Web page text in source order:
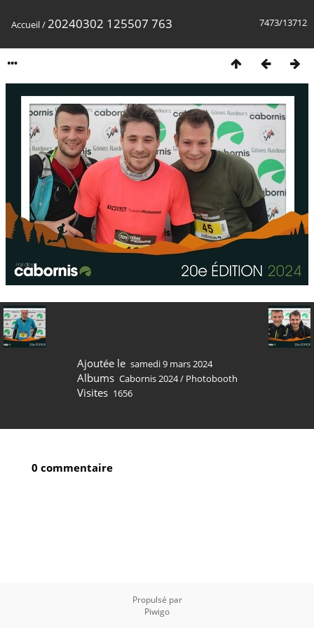
7473/13712
Accueil/20240302 125507 763
Ajoutée le samedi 9 mars 2024
Albums Cabornis 2024/ Photobooth
Visites 1656
0 commentaire
Propulsé par
Piwigo